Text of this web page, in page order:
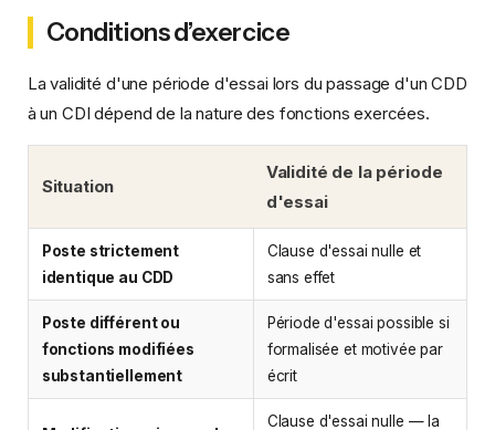
Conditions d’exercice
La validité d'une période d'essai lors du passage d'un CDD
à un CDI dépend de la nature des fonctions exercées.
Situation
Validité de la période
d'essai
Poste strictement
identique au CDD
Clause d'essai nulle et
sans effet
Poste différent ou
fonctions modifiées
substantiellement
Période d'essai possible si
formalisée et motivée par
écrit
Clause d'essai nulle — la